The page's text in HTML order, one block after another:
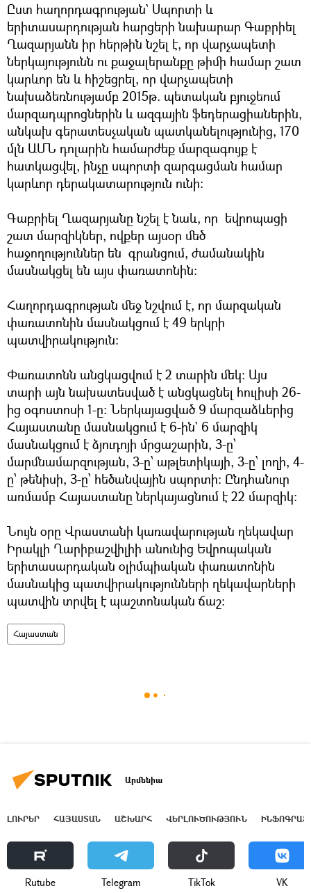
Ըստ հաղորդագրության` Սպորտի և
երիտասարդության հարցերի նախարար Գաբրիել
Ղազարյանն իր հերթին նշել է, որ վարչապետի
ներկայությունն ու քաջալերանքը թիմի համար շատ
կարևոր են և հիշեցրել, որ վարչապետի
նախաձեռնությամբ 2015թ. պետական բյուջեում
մարզադպրոցներին և ազգային ֆեդերացիաներին,
անկախ գերատեսչական պատկանելությունից, 170
մլն ԱՄՆ դոլարին համարժեք մարզագույք է
հատկացվել, ինչը սպորտի զարգացման համար
կարևոր դերակատարություն ունի։
Գաբրիել Ղազարյանը նշել է նաև, որ եվրոպացի
շատ մարզիկներ, ովքեր այսօր մեծ
հաջողություններ են գրանցում, ժամանակին
մասնակցել են այս փառատոնին:
Հաղորդագրության մեջ նշվում է, որ մարզական
փառատոնին մասնակցում է 49 երկրի
պատվիրակություն:
Փառատոնն անցկացվում է 2 տարին մեկ։ Այս
տարի այն նախատեսված է անցկացնել հուլիսի 26-
ից օգոստոսի 1-ը: Ներկայացված 9 մարզաձևերից
Հայաստանը մասնակցում է 6-ին` 6 մարզիկ
մասնակցում է ձյուդոյի մրցաշարին, 3-ը՝
մարմնամարզության, 3-ը՝ աթլետիկայի, 3-ը՝ լողի, 4-
ը՝ թենիսի, 3-ը՝ հեծանվային սպորտի: Ընդհանուր
առմամբ Հայաստանը ներկայացնում է 22 մարզիկ:
Նույն օրը Վրաստանի կառավարության ղեկավար
Իրակլի Ղարիբաշվիլիի անունից Եվրոպական
երիտասարդական օլիմպիական փառատոնին
մասնակից պատվիրակությունների ղեկավարների
պատվին տրվել է պաշտոնական ճաշ:
Հայաստան
Արմենիա
ԼՈՒՐԵՐ ՀԱՅԱՍՏԱՆ ԱՇԽԱՐՀ ՎԵՐԼՈՒԾՈՒԹՅՈՒՆ
Rutube Telegram ТikТоk VK